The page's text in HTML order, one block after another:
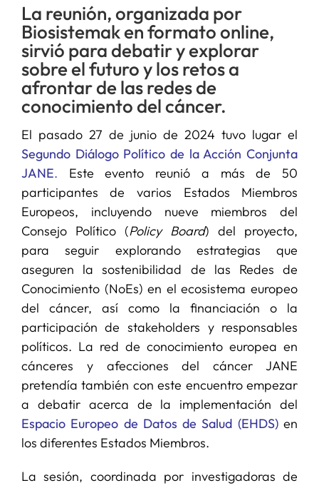
APOYO I+D+I
NOTICIAS
La reunión, organizada por
Biosistemak en formato online,
sirvió para debatir y explorar
sobre el futuro y los retos a
afrontar de las redes de
conocimiento del cáncer.
El pasado 27 de junio de 2024 tuvo lugar el
Segundo Diálogo Político de la Acción Conjunta
JANE. Este evento reunió a más de 50
participantes de varios Estados Miembros
Europeos, incluyendo nueve miembros del
Consejo Político (Policy Board) del proyecto,
para seguir explorando estrategias que
aseguren la sostenibilidad de las Redes de
Conocimiento (NoEs) en el ecosistema europeo
del cáncer, así como la financiación o la
participación de stakeholders y responsables
políticos. La red de conocimiento europea en
cánceres y afecciones del cáncer JANE
pretendía también con este encuentro empezar
a debatir acerca de la implementación del
Espacio Europeo de Datos de Salud (EHDS)en
los diferentes Estados Miembros.
La sesión, coordinada por investigadoras de